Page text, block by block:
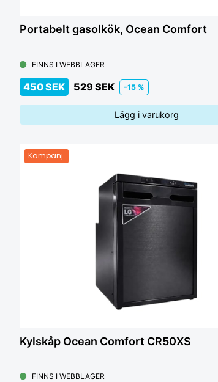
Portabelt gasolkök, Ocean Comfort
FINNS I WEBBLAGER
450 SEK 529 SEK -15 %
Lägg i varukorg
Kampanj
Kylskåp Ocean Comfort CR50XS
FINNS I WEBBLAGER